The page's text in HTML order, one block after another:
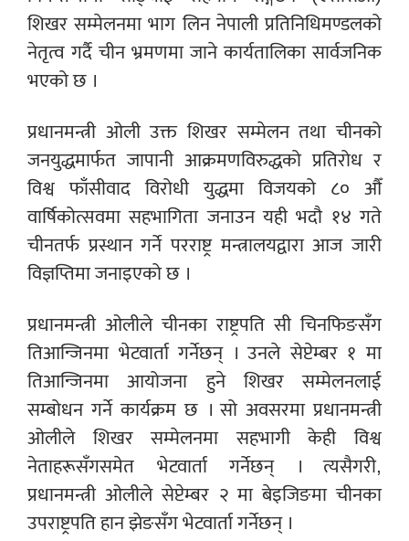
शिखर सम्मेलनमा भाग लिन नेपाली प्रतिनिधिमण्डलको
नेतृत्व गर्दै चीन भ्रमणमा जाने कार्यतालिका सार्वजनिक
भएको छ ।
प्रधानमन्त्री ओली उक्त शिखर सम्मेलन तथा चीनको
जनयुद्धमार्फत जापानी आक्रमणविरुद्धको प्रतिरोध र
विश्व फाँसीवाद विरोधी युद्धमा विजयको ८० औँ
वार्षिकोत्सवमा सहभागिता जनाउन यही भदौ १४ गते
चीनतर्फ प्रस्थान गर्ने परराष्ट्र मन्त्रालयद्वारा आज जारी
विज्ञप्तिमा जनाइएको छ ।
प्रधानमन्त्री ओलीले चीनका राष्ट्रपति सी चिनफिङसँग
तिआन्जिनमा भेटवार्ता गर्नेछन् । उनले सेप्टेम्बर १ मा
तिआन्जिनमा आयोजना हुने शिखर सम्मेलनलाई
सम्बोधन गर्ने कार्यक्रम छ । सो अवसरमा प्रधानमन्त्री
ओलीले शिखर सम्मेलनमा सहभागी केही विश्व
नेताहरूसँगसमेत भेटवार्ता गर्नेछन् । त्यसैगरी,
प्रधानमन्त्री ओलीले सेप्टेम्बर २ मा बेइजिङमा चीनका
उपराष्ट्रपति हान झेङसँग भेटवार्ता गर्नेछन् ।